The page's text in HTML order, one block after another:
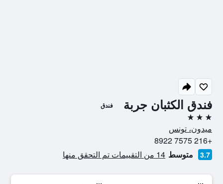
فندق الكثبان جربة فندق
3 نجوم
ميدون، تونس
+216 7575 8922
3.7 متوسط 14 من التقييمات تم التحقق منها